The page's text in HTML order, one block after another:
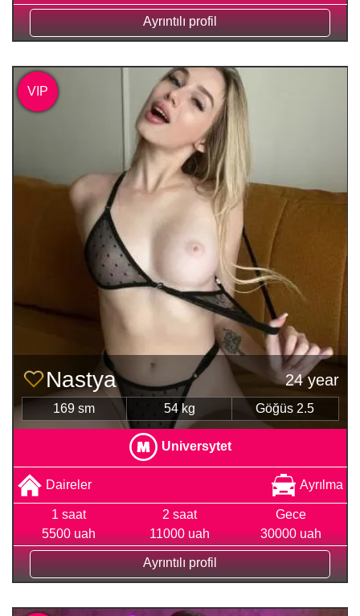
Ayrıntılı profil
Nastya 24 year
169 sm 54 kg Göğüs 2.5
Universytet
Daireler Ayrılma
1 saat
5500 uah
2 saat
11000 uah
Gece
30000 uah
Ayrıntılı profil
VIP